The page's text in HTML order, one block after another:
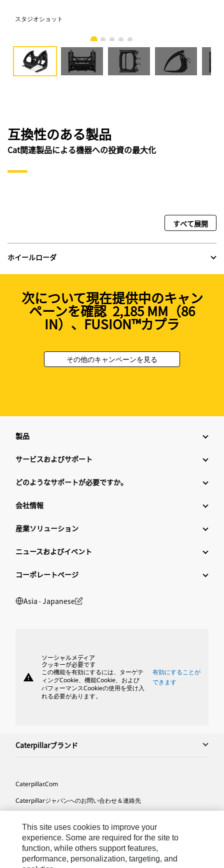
スタジオショット
互換性のある製品
Cat関連製品による機器への投資の最大化
すべて展開
ホイールローダ
次について現在提供中のキャン
ペーンを確認 2,185 MM（86
IN）、FUSION™カプラ
その他のキャンペーンを見る
製品
サービスおよびサポート
どのようなサポートが必要ですか。
会社情報
産業ソリューション
ニュースおよびイベント
コーポレートページ
Asia ‧ Japanese
warning
ソーシャルメディア
クッキーが必要です
この機能を有効にするには、ターゲテ
ィングCookie、機能Cookie、および
パフォーマンスCookieの使用を受け入
れる必要があります。
有効にすることが
できます
Caterpillarブランド
Caterpillar.com
Caterpillarジャパンへのお問い合わせ＆連絡先
サイト･マップ
Cookie Settings
This site uses cookies to improve your
experience. Some are required for the site to
function, while others support features,
performance, personalization, targeting, and